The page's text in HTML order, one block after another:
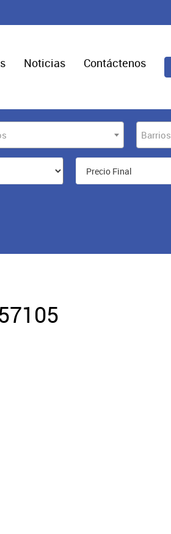
Noticias Contáctenos
Barrios